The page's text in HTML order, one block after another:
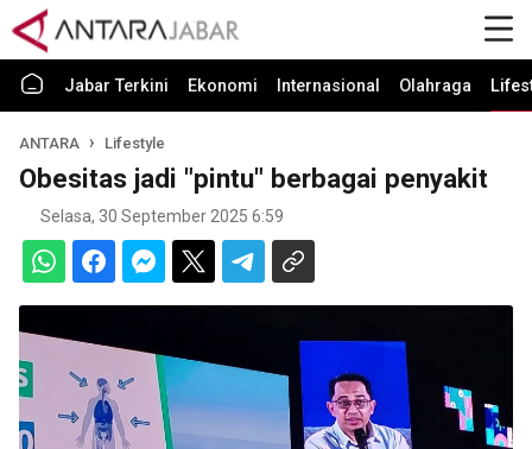
Jabar Terkini Ekonomi Internasional Olahraga
ANTARA Lifestyle
Obesitas jadi "pintu" berbagai penyakit
Selasa, 30 September 2025 6:59